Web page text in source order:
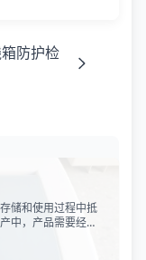
防护检
储和使用过程中抵
中，产品需要经历
产品结构松动、零